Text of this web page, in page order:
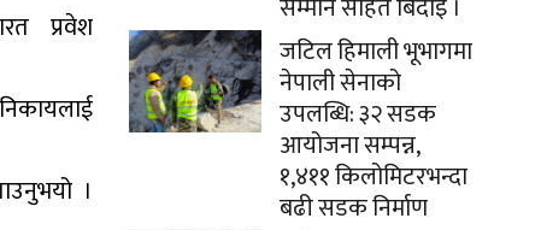
प्रवेश
।
सम्मान सहित बिदाइ ।
जटिल हिमाली भूभागमा
नेपाली सेनाको
उपलब्धि: ३२ सडक
आयोजना सम्पन्न,
१,४११ किलोमिटरभन्दा
बढी सडक निर्माण